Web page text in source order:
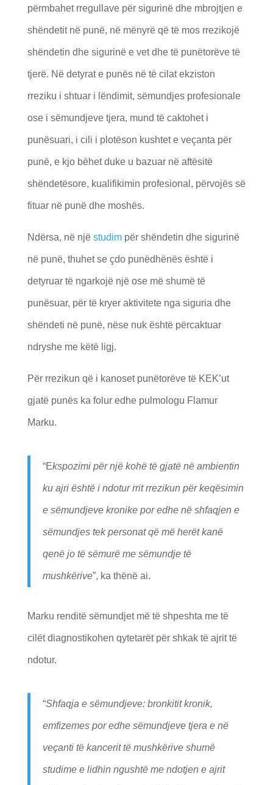
përmbahet rregullave për sigurinë dhe mbrojtjen e
shëndetit në punë, në mënyrë që të mos rrezikojë
shëndetin dhe sigurinë e vet dhe të punëtorëve të
tjerë. Në detyrat e punës në të cilat ekziston
rreziku i shtuar i lëndimit, sëmundjes profesionale
ose i sëmundjeve tjera, mund të caktohet i
punësuari, i cili i plotëson kushtet e veçanta për
punë, e kjo bëhet duke u bazuar në aftësitë
shëndetësore, kualifikimin profesional, përvojës së
fituar në punë dhe moshës.
Ndërsa, në një studimpër shëndetin dhe sigurinë
në punë, thuhet se çdo punëdhënës është i
detyruar të ngarkojë një ose më shumë të
punësuar, për të kryer aktivitete nga siguria dhe
shëndeti në punë, nëse nuk është përcaktuar
ndryshe me këtë ligj.
Për rrezikun që i kanoset punëtorëve të KEK’ut
gjatë punës ka folur edhe pulmologu Flamur
Marku.
“Ekspozimi për një kohë të gjatë në ambientin
ku ajri është i ndotur rrit rrezikun për keqësimin
e sëmundjeve kronike por edhe në shfaqjen e
sëmundjes tek personat që më herët kanë
qenë jo të sëmurë me sëmundje të
mushkërive”, ka thënë ai.
Marku renditë sëmundjet më të shpeshta me të
cilët diagnostikohen qytetarët për shkak të ajrit të
ndotur.
“Shfaqja e sëmundjeve: bronkitit kronik,
emfizemes por edhe sëmundjeve tjera e në
veçanti të kancerit të mushkërive shumë
studime e lidhin ngushtë me ndotjen e ajrit